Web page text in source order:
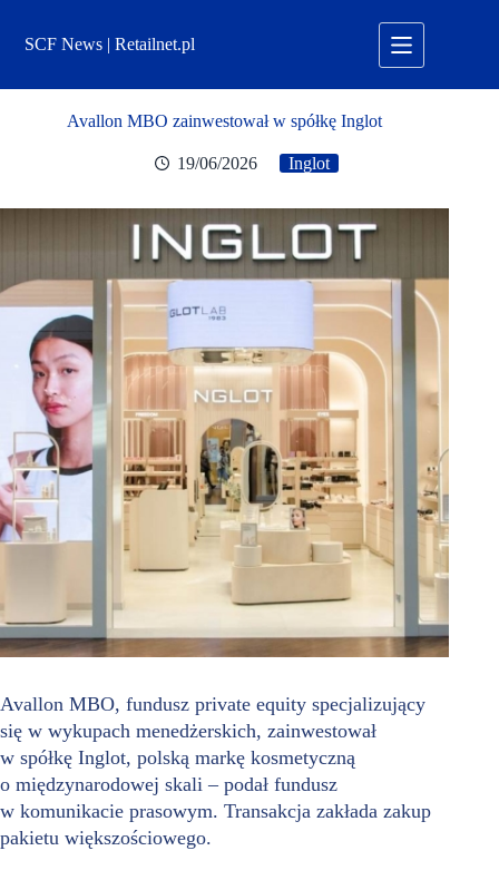
treściSCF News | Retailnet.pl
Avallon MBO zainwestował w spółkę Inglot
19/06/2026 Inglot
Avallon MBO, fundusz private equity specjalizujący
się w wykupach menedżerskich, zainwestował
w spółkę Inglot, polską markę kosmetyczną
o międzynarodowej skali – podał fundusz
w komunikacie prasowym. Transakcja zakłada zakup
pakietu większościowego.